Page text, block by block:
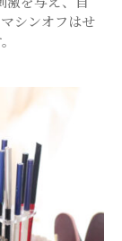
シンオフはせ